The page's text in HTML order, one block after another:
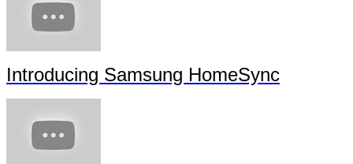
Introducing Samsung HomeSync